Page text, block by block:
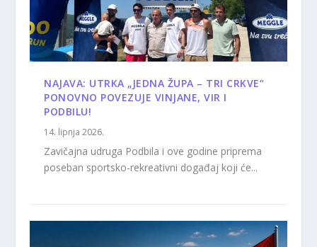
NAJAVA: UTRKA „JEDNA ŽUPA – TRI CRKVE“
PONOVNO POVEZUJE VINJANE, VIR I
PODBILU!
14. lipnja 2026.
Zavičajna udruga Podbila i ove godine priprema
poseban sportsko-rekreativni događaj koji će...